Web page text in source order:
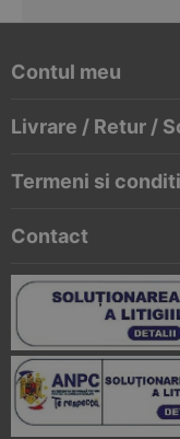
Contul meu
Livrare / Retur /
Termeni si
Contact